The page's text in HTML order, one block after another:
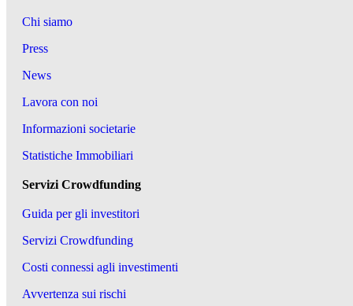
Chi siamo
Press
News
Lavora con noi
Informazioni societarie
Statistiche Immobiliari
Servizi Crowdfunding
Guida per gli investitori
Servizi Crowdfunding
Costi connessi agli investimenti
Avvertenza sui rischi